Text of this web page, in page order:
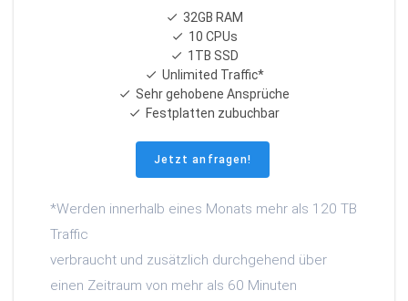
32GB RAM
10 CPUs
1TB SSD
Unlimited Traffic*
Sehr gehobene Ansprüche
Festplatten zubuchbar
Jetzt anfragen!
*Werden innerhalb eines Monats mehr als 120 TB
Traffic
verbraucht und zusätzlich durchgehend über
einen Zeitraum von mehr als 60 Minuten